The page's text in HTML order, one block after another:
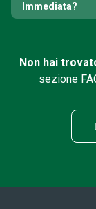
Immediata?
Non hai
sezione